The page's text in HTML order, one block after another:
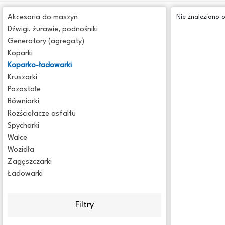
Akcesoria do maszyn
Dźwigi, żurawie, podnośniki
Generatory (agregaty)
Koparki
Koparko-ładowarki
Kruszarki
Pozostałe
Równiarki
Rozściełacze asfaltu
Spycharki
Walce
Wozidła
Zagęszczarki
Ładowarki
Filtry
Nie znaleziono